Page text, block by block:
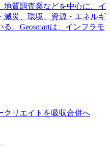
質調査業などを中心に、イ
減災、環境、資源・エネルギ
。Geosmartは、インフラモ
クリエイトを吸収合併へ